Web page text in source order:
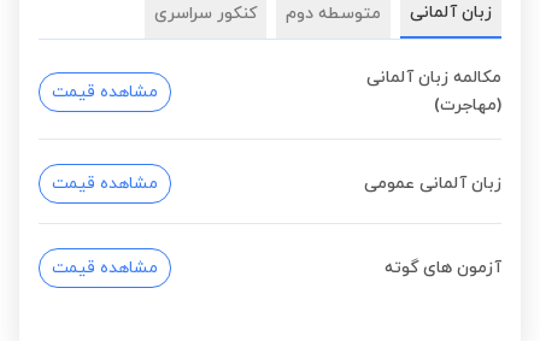
زبان آلمانی متوسطه دوم کنکور سراسری
مکالمه زبان آلمانی
(مهاجرت)
مشاهده قیمت
زبان آلمانی عمومی مشاهده قیمت
آزمون های گوته مشاهده قیمت